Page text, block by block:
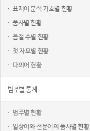
표제어 분석 기호별 현황
품사별 현황
음절 수별 현황
첫 자모별 현황
다의어 현황
범주별 통계
범주별 현황
일상어와 전문어의 품사별 현황